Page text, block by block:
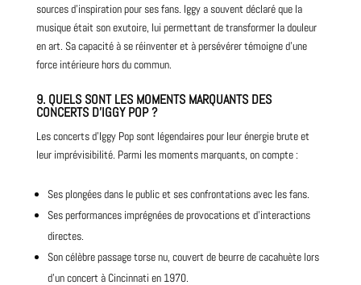
sources d’inspiration pour ses fans. Iggy a souvent déclaré que la
musique était son exutoire, lui permettant de transformer la douleur
en art. Sa capacité à se réinventer et à persévérer témoigne d’une
force intérieure hors du commun.
9. QUELS SONT LES MOMENTS MARQUANTS DES
CONCERTS D’IGGY POP ?
Les concerts d’Iggy Pop sont légendaires pour leur énergie brute et
leur imprévisibilité. Parmi les moments marquants, on compte :
Ses plongées dans le public et ses confrontations avec les fans.
Ses performances imprégnées de provocations et d’interactions
directes.
Son célèbre passage torse nu, couvert de beurre de cacahuète lors
d’un concert à Cincinnati en 1970.